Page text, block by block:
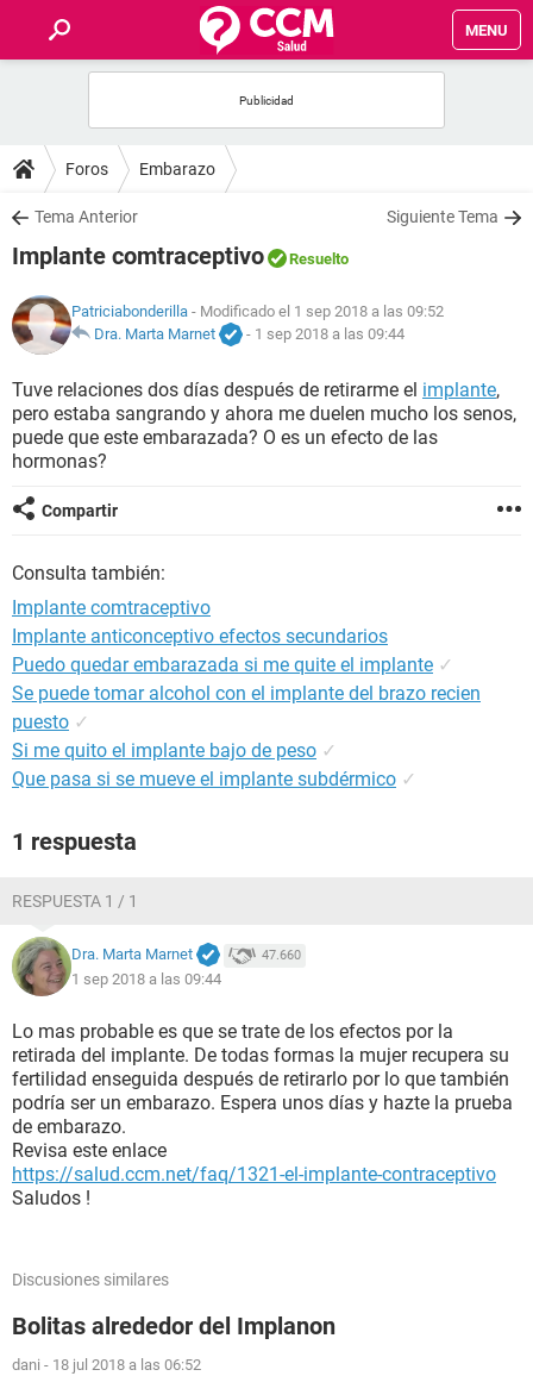
MENU
FOROS
SALUD
FAMILIA
NUTRICIÓN
BIENESTAR
SEXUALIDAD
GLOSARIO
Foros Embarazo
Tema Anterior Siguiente Tema
Implante comtraceptivo Resuelto
Patriciabonderilla - Modificado el 1 sep 2018 a las 09:52
Dra. Marta Marnet
- 1 sep 2018 a las 09:44
Tuve relaciones dos días después de retirarme el implante,
pero estaba sangrando y ahora me duelen mucho los senos,
puede que este embarazada? O es un efecto de las
hormonas?
Compartir
Consulta también:
Implante comtraceptivo
Implante anticonceptivo efectos secundarios
Puedo quedar embarazada si me quite el implante ✓
Se puede tomar alcohol con el implante del brazo recien
puesto ✓
Si me quito el implante bajo de peso ✓
Que pasa si se mueve el implante subdérmico ✓
1 respuesta
RESPUESTA 1 / 1
Dra. Marta Marnet 47.660
1 sep 2018 a las 09:44
Lo mas probable es que se trate de los efectos por la
retirada del implante. De todas formas la mujer recupera su
fertilidad enseguida después de retirarlo por lo que también
podría ser un embarazo. Espera unos días y hazte la prueba
de embarazo.
Revisa este enlace
https://salud.ccm.net/faq/1321-el-implante-contraceptivo
Saludos !
Discusiones similares
Bolitas alrededor del Implanon
dani - 18 jul 2018 a las 06:52